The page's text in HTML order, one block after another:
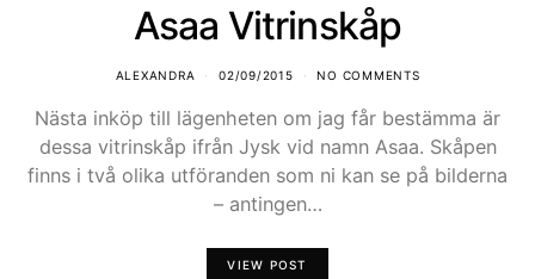
Asaa Vitrinskåp
ALEXANDRA 02/09/2015 NO COMMENTS
Nästa inköp till lägenheten om jag får bestämma är
dessa vitrinskåp ifrån Jysk vid namn Asaa. Skåpen
finns i två olika utföranden som ni kan se på bilderna
– antingen…
VIEW POST